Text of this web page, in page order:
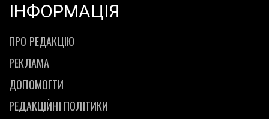
ІНФОРМАЦІЯ
ПРО РЕДАКЦІЮ
РЕКЛАМА
ДОПОМОГТИ
РЕДАКЦІЙНІ ПОЛІТИКИ